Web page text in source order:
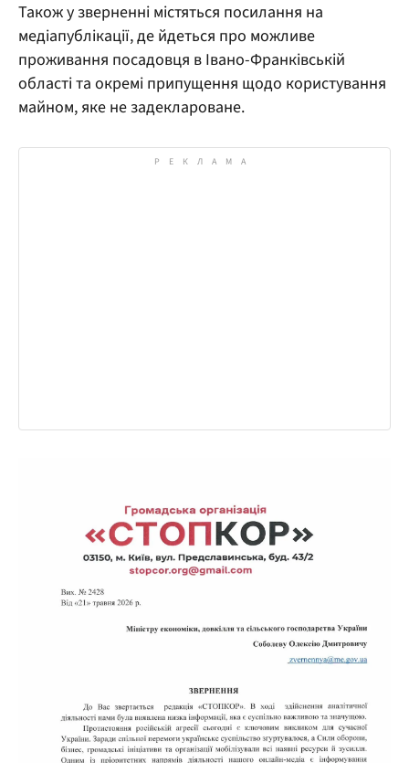
Також у зверненні містяться посилання на
медіапублікації, де йдеться про можливе
проживання посадовця в Івано-Франківській
області та окремі припущення щодо користування
майном, яке не задеклароване.